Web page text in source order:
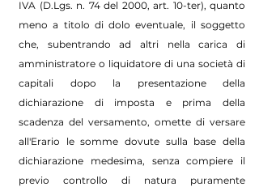
IVA (D.Lgs. n. 74 del 2000, art. 10-ter), quanto
meno a titolo di dolo eventuale, il soggetto
che, subentrando ad altri nella carica di
amministratore o liquidatore di una società di
capitali dopo la presentazione della
dichiarazione di imposta e prima della
scadenza del versamento, omette di versare
all'Erario le somme dovute sulla base della
dichiarazione medesima, senza compiere il
previo controllo di natura puramente